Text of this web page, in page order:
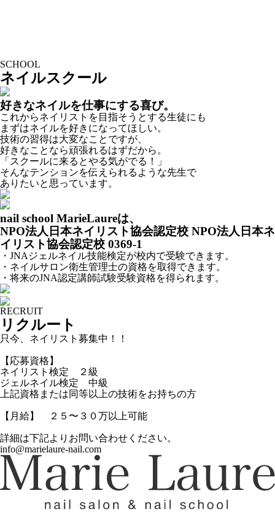
SCHOOL
ネイルスクール
好きなネイルを仕事にする喜び。
これからネイリストを目指そうとする生徒にも
まずはネイルを好きになってほしい。
技術の習得は大変なことですが、
好きなことなら頑張れるはずだから。
「スクールに来るとやる気がでる！」
そんなテンションを伝えられるような先生で
ありたいと思っています。
nail school MarieLaureは、
NPO法人日本ネイリスト協会認定校 NPO法人日本ネ
イリスト協会認定校 0369-1
・JNAジェルネイル技能検定が校内で受験できます。
・ネイルサロン衛生管理士の資格を取得できます。
・将来のJNA認定講師試験受験資格を得られます。
RECRUIT
リクルート
只今、ネイリスト募集中！！
【応募資格】
ネイリスト検定 ２級
ジェルネイル検定 中級
上記資格または同等以上の技術をお持ちの方
【月給】 ２５〜３０万以上可能
詳細は下記よりお問い合わせください。
info@marielaure-nail.com